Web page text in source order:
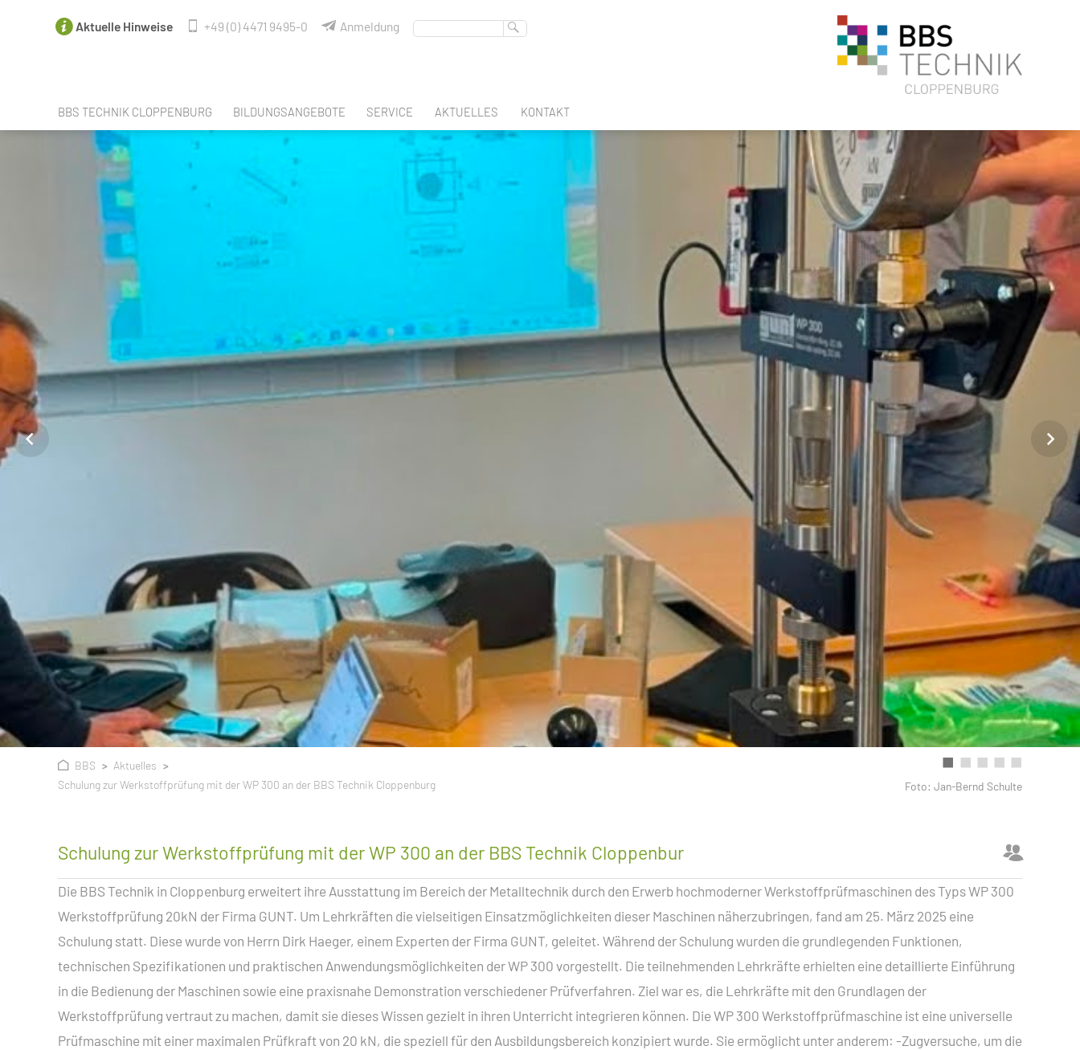
Aktuelle Hinweise +49 (0) 4471 9495-0 Anmeldung
BBS TECHNIK CLOPPENBURG
FACHBEREICHE
LEHRER & MITARBEITER
SCHULELTERNRAT DER BBS TECHNIK
UNSERE PARTNER
SCHÜLERAUSTAUSCH
BILDUNGSANGEBOTE
ANGEBOTE NACH SCHULABSCHLUSS
SPRACHANGEBOTE
DEUTSCHES SPRACHDIPLOM
BERUFSORIENTIERUNG / REGION-DES-LERNENS
BERUFSAUSBILDUNGEN
FACHOBERSCHULE TECHNIK & GESTALTUNG FACHOBERSCHULE KLASSE 11
ZWEIJÄHRIGE BERUFSQUALIFIZIERENDE
BERUFSFACHSCHULE
SERVICE
BERUFSSCHULTAGE
BERATUNGSLEHRER
BERUFSBERATUNG
SCHULSOZIALARBEIT
SCHULORDNUNG
AKTUELLES KONTAKT
BBS
Aktuelles
Schulung zur Werkstoffprüfung mit der WP 300 an der BBS Technik Cloppenburg
Foto: Jan-Bernd Schulte
Schulung zur Werkstoffprüfung mit der WP 300 an der BBS Technik Cloppenbur
Die BBS Technik in Cloppenburg erweitert ihre Ausstattung im Bereich der Metalltechnik durch den Erwerb hochmoderner Werkstoffprüfmaschinen des Typs WP 300
Werkstoffprüfung 20kN der Firma GUNT. Um Lehrkräften die vielseitigen Einsatzmöglichkeiten dieser Maschinen näherzubringen, fand am 25. März 2025 eine
Schulung statt. Diese wurde von Herrn Dirk Haeger, einem Experten der Firma GUNT, geleitet. Während der Schulung wurden die grundlegenden Funktionen,
technischen Spezifikationen und praktischen Anwendungsmöglichkeiten der WP 300 vorgestellt. Die teilnehmenden Lehrkräfte erhielten eine detaillierte Einführung
in die Bedienung der Maschinen sowie eine praxisnahe Demonstration verschiedener Prüfverfahren. Ziel war es, die Lehrkräfte mit den Grundlagen der
Werkstoffprüfung vertraut zu machen, damit sie dieses Wissen gezielt in ihren Unterricht integrieren können. Die WP 300 Werkstoffprüfmaschine ist eine universelle
Prüfmaschine mit einer maximalen Prüfkraft von 20 kN, die speziell für den Ausbildungsbereich konzipiert wurde. Sie ermöglicht unter anderem: -Zugversuche, um die